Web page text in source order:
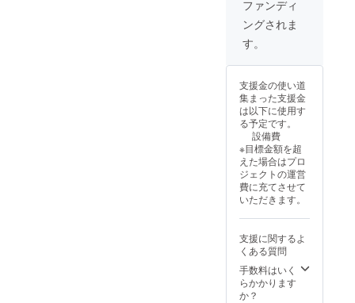
ファンディ
ングされま
す。
支援金の使い道
集まった支援金
は以下に使用す
る予定です。
設備費
※目標金額を超
えた場合はプロ
ジェクトの運営
費に充てさせて
いただきます。
支援に関するよ
くある質問
手数料はいく
らかかります
か？